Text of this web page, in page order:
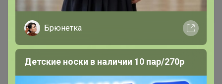
28,4р
Брюнетка
Детские носки в наличии 10 пар/270р